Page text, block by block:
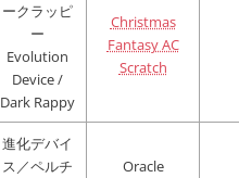
ークラッピ
ー
Evolution
Device /
Dark Rappy
Christmas
Fantasy AC
Scratch
進化デバイ
ス／ペルチ
Oracle